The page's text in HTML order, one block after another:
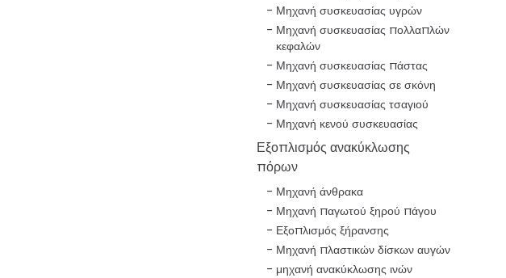
Μηχανή συσκευασίας υγρών
Μηχανή συσκευασίας πολλαπλών
κεφαλών
Μηχανή συσκευασίας πάστας
Μηχανή συσκευασίας σε σκόνη
Μηχανή συσκευασίας τσαγιού
Μηχανή κενού συσκευασίας
Εξοπλισμός ανακύκλωσης
πόρων
Μηχανή άνθρακα
Μηχανή παγωτού ξηρού πάγου
Εξοπλισμός ξήρανσης
Μηχανή πλαστικών δίσκων αυγών
μηχανή ανακύκλωσης ινών